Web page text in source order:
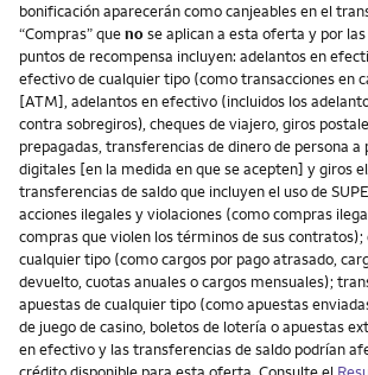
bonificación aparecerán como canjeables en el
“Compras” quenose aplican a esta oferta y por
puntos de recompensa incluyen: adelantos en
efectivo de cualquier tipo (como transacciones en
[ATM], adelantos en efectivo (incluidos los
contra sobregiros), cheques de viajero, giros
prepagadas, transferencias de dinero de persona a
digitales [en la medida en que se acepten] y giros
transferencias de saldo que incluyen el uso de
acciones ilegales y violaciones (como compras
compras que violen los términos de sus contratos);
cualquier tipo (como cargos por pago atrasado,
devuelto, cuotas anuales o cargos mensuales);
apuestas de cualquier tipo (como apuestas
de juego de casino, boletos de lotería o apuestas
en efectivo y las transferencias de saldo podrían